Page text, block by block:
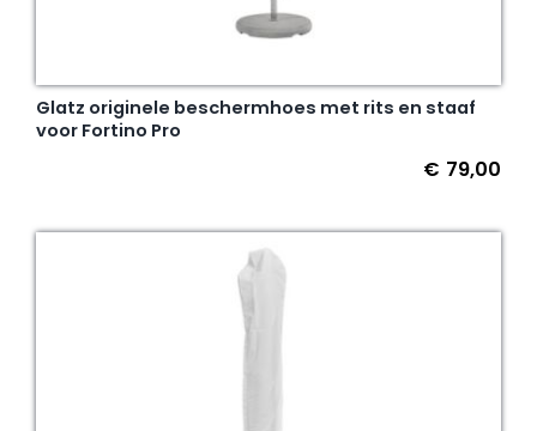
Glatz originele beschermhoes met rits en staaf
voor Fortino Pro
€ 79,00